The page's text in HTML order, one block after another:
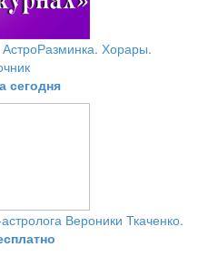
Хорары.
сегодня
Вероники Ткаченко.